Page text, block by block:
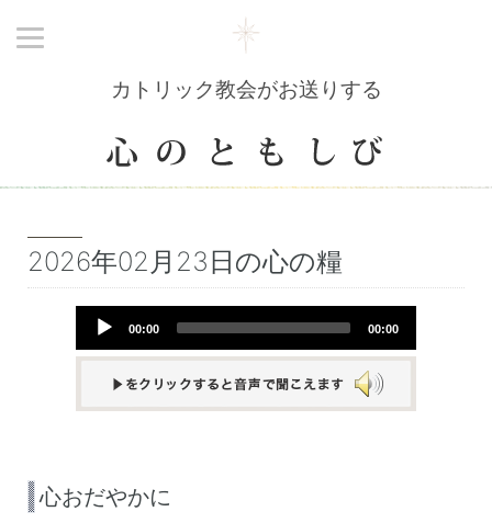
カトリック教会がお送りする
2026年02月23日の心の糧
Audio
00:00 00:00
心おだやかに